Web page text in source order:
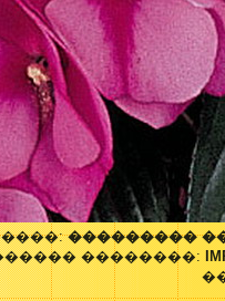
���������
��������: